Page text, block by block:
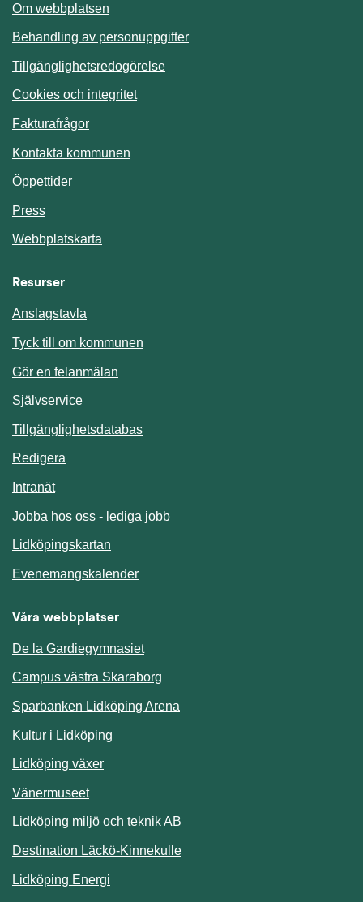
Om webbplatsen
Behandling av personuppgifter
Tillgänglighetsredogörelse
Cookies och integritet
Fakturafrågor
Kontakta kommunen
Öppettider
Press
Webbplatskarta
Resurser
Anslagstavla
Tyck till om kommunen
Gör en felanmälan
SjälvserviceLänk till annan webbplats.
TillgänglighetsdatabasLänk till annan webbplats.
Redigera
IntranätLänk till annan webbplats.
Jobba hos oss - lediga jobb
Lidköpingskartan
EvenemangskalenderLänk till annan webbplats.
Våra webbplatser
De la Gardiegymnasiet
Campus västra Skaraborg
Sparbanken Lidköping Arena
Kultur i Lidköping
Lidköping växer
Vänermuseet
Lidköping miljö och teknik AB
Destination Läckö-KinnekulleLänk till annan webbplats.
Lidköping Energi